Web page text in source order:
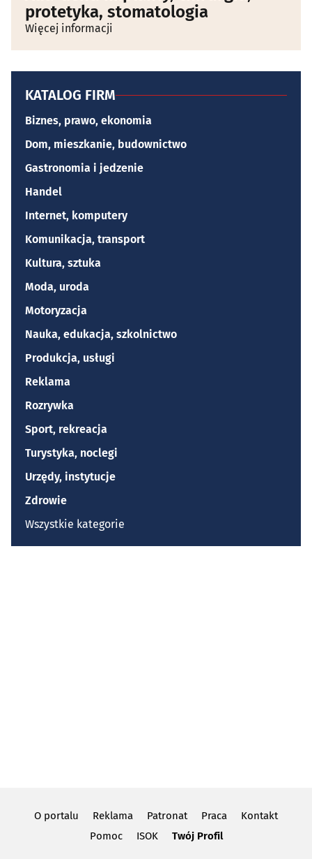
protetyka, stomatologia
Więcej informacji
KATALOG FIRM
Biznes, prawo, ekonomia
Dom, mieszkanie, budownictwo
Gastronomia i jedzenie
Handel
Internet, komputery
Komunikacja, transport
Kultura, sztuka
Moda, uroda
Motoryzacja
Nauka, edukacja, szkolnictwo
Produkcja, usługi
Reklama
Rozrywka
Sport, rekreacja
Turystyka, noclegi
Urzędy, instytucje
Zdrowie
Wszystkie kategorie
O portalu Reklama Patronat Praca
Kontakt
Pomoc
ISOK Twój Profil